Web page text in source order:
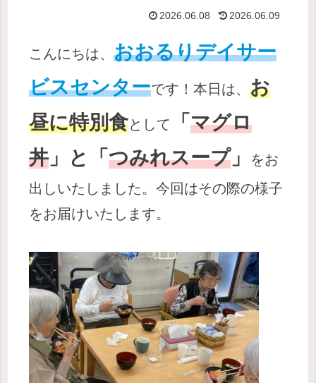
2026.06.08 2026.06.09
こんにちは、 おおるりデイサー
ビスセンターです！本日は、 お
昼に特別食として 「 マグロ
丼 」と「 つみれスープ」
をお
出しいたしました。今回はその際の様子
をお届けいたします。